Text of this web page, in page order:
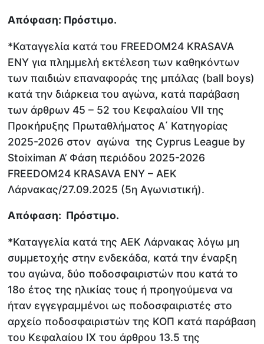
Απόφαση: Πρόστιμο.
*Καταγγελία κατά του FREEDOM24 KRASAVA
ΕΝΥ για πλημμελή εκτέλεση των καθηκόντων
των παιδιών επαναφοράς της μπάλας (ball boys)
κατά την διάρκεια του αγώνα, κατά παράβαση
των άρθρων 45 – 52 του Κεφαλαίου VII της
Προκήρυξης Πρωταθλήματος Α΄ Κατηγορίας
2025-2026 στον αγώνα της Cyprus League by
Stoiximan Α’ Φάση περιόδου 2025-2026
FREEDOM24 KRASAVA ΕΝΥ – ΑΕΚ
Λάρνακας/27.09.2025 (5η Αγωνιστική).
Απόφαση: Πρόστιμο.
*Καταγγελία κατά της ΑΕΚ Λάρνακας λόγω μη
συμμετοχής στην ενδεκάδα, κατά την έναρξη
του αγώνα, δύο ποδοσφαιριστών που κατά το
18ο έτος της ηλικίας τους ή προηγούμενα να
ήταν εγγεγραμμένοι ως ποδοσφαιριστές στο
αρχείο ποδοσφαιριστών της ΚΟΠ κατά παράβαση
του Κεφαλαίου ΙΧ του άρθρου 13.5 της